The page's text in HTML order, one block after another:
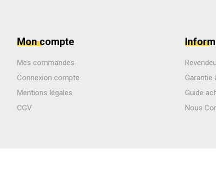
Mon compte
Mes commandes
Connexion compte
Mentions légales
CGV
Garantie
Guide
Nous